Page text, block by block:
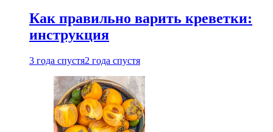
Как правильно варить креветки:
инструкция
3 года спустя2 года спустя